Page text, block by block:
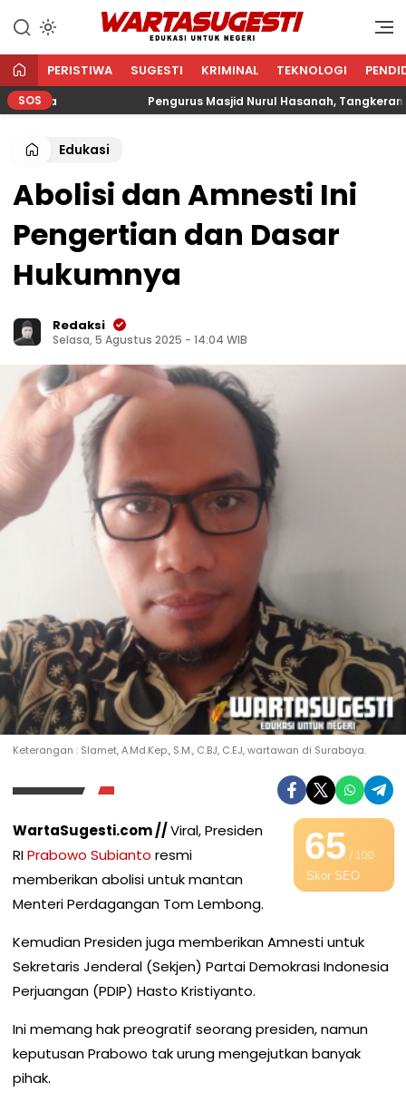
WARTA SUGESTI √ EDUKASI
Edukasi Untuk Negeri
PERISTIWA SUGESTI KRIMINAL TEKNOLOGI
SOS Pengurus Masjid Nurul Hasanah, Tangkerang
Edukasi
Abolisi dan Amnesti Ini
Pengertian dan Dasar
Hukumnya
Redaksi
Selasa, 5 Agustus 2025 - 14:04 WIB
Keterangan : Slamet, A.Md.Kep., S.M., C.BJ, C.EJ, wartawan di Surabaya.
65/ 100
Skor SEO
WartaSugesti.com //Viral, Presiden
RIPrabowo Subianto resmi
memberikan abolisi untuk mantan
Menteri Perdagangan Tom Lembong.
Kemudian Presiden juga memberikan Amnesti untuk
Sekretaris Jenderal (Sekjen) Partai Demokrasi Indonesia
Perjuangan (PDIP) Hasto Kristiyanto.
Ini memang hak preogratif seorang presiden, namun
keputusan Prabowo tak urung mengejutkan banyak
pihak.